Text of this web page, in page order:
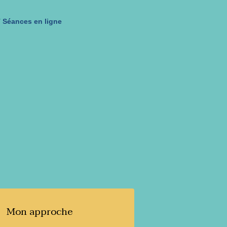
Séances en ligne
Mon approche